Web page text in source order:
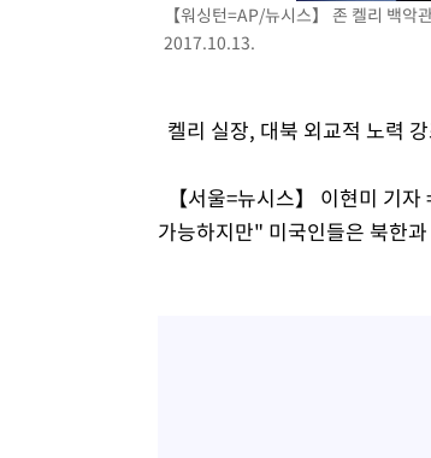
【워싱턴=AP/뉴시스】 존 켈리 백
2017.10.13.
켈리 실장, 대북 외교적 노력
【서울=뉴시스】 이현미 기
가능하지만" 미국인들은 북한